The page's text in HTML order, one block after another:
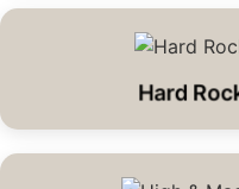
Hard